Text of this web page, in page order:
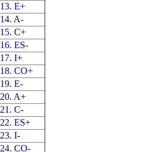
13. E+
14. A-
15. C+
16. ES-
17. I+
18. CO+
19. E-
20. A+
21. C-
22. ES+
23. I-
24. CO-